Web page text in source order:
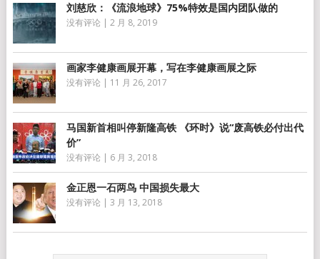
刘慈欣：《流浪地球》75%特效是国内团队做的
没有评论 | 2 月 8, 2019
画家李健康画展开幕，写在李健康画展之际
没有评论 | 11 月 26, 2017
马国新首相叫停新隆高铁 《环时》说“废高铁必付出代
价”
没有评论 | 6 月 3, 2018
金正恩一石两鸟 中国损失最大
没有评论 | 3 月 13, 2018